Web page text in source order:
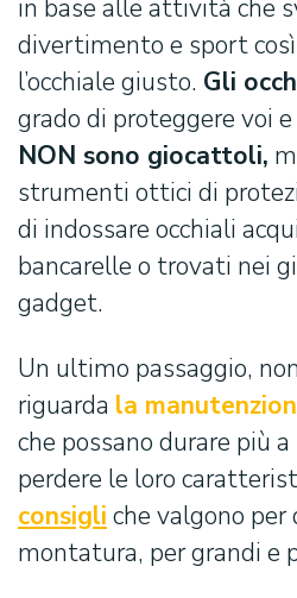
in base alle attività che
divertimento e sport
l’occhiale giusto. Gli
grado di proteggere voi
NON sono giocattoli,
strumenti ottici di
di indossare occhiali
bancarelle o trovati nei
gadget.
Un ultimo passaggio,
riguarda la
che possano durare più
perdere le loro
consigli che valgono
montatura, per grandi e